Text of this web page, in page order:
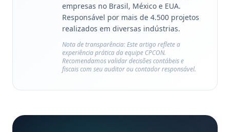
empresas no Brasil, México e EUA.
Responsável por mais de 4.500 projetos
realizados em diversas indústrias.
Nota de transparência: Este artigo reflete a
experiência prática da equipe CPCON.
Recomendamos validar decisões contábeis e
fiscais com seu auditor ou contador responsável.